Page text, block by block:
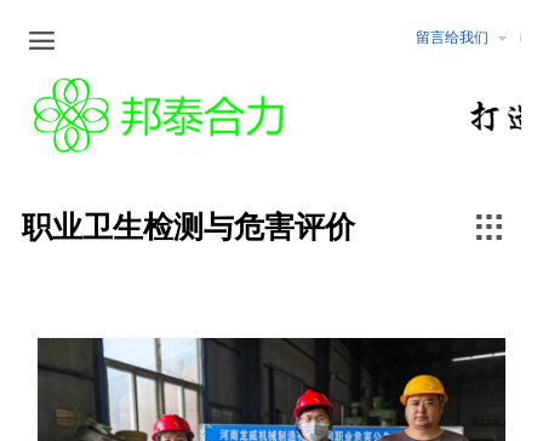
留言给我们
企业文化
企业文化
新闻中心
最新动态
公告公示
化工
冶金
服务范围
安全评价
安全生产标准化
固体矿产地质勘查/坑探
可行性研究报告编制
职业卫生检测与危害评价 